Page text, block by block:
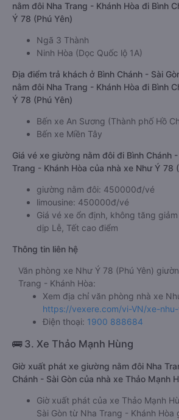
nằm đôi Nha Trang - Khánh Hòa đi Bình
Ý 78 (Phú Yên)
Ngã 3 Thành
Ninh Hòa (Dọc Quốc lộ 1A)
Địa điểm trả khách ở Bình Chánh - Sài
nằm đôi Nha Trang - Khánh Hòa đi Bình
Ý 78 (Phú Yên)
Bến xe An Sương (Thành phố Hồ
Bến xe Miền Tây
Giá vé xe giường nằm đôi đi Bình Chánh
Trang - Khánh Hòa của nhà xe Như Ý 78
giường nằm đôi: 450000đ/vé
limousine: 450000đ/vé
Giá vé xe ổn định, không tăng
dịp Lễ, Tết cao điểm
Thông tin liên hệ
Văn phòng xe Như Ý 78 (Phú Yên)
Trang - Khánh Hòa:
Xem địa chỉ văn phòng nhà xe
https://vexere.com/vi-VN/xe-
Điện thoại: 1900 888684
🚌 3. Xe Thảo Mạnh Hùng
Giờ xuất phát xe giường nằm đôi Nha
Chánh - Sài Gòn của nhà xe Thảo Mạnh
Giờ xuất phát của xe Thảo Mạnh
Sài Gòn từ Nha Trang - Khánh Hòa